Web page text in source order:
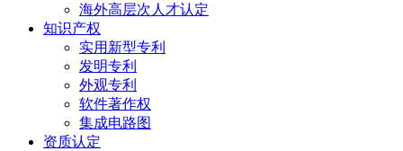
海外高层次人才认定
知识产权
实用新型专利
发明专利
外观专利
软件著作权
集成电路图
资质认定